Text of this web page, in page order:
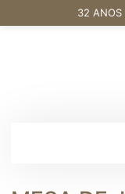
32 ANOS